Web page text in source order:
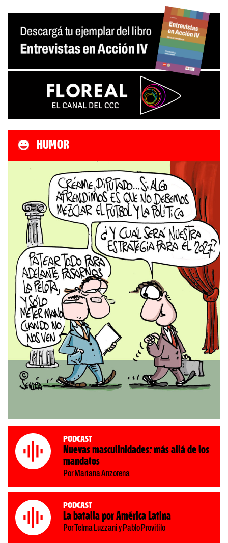
HUMOR
Podcast
Nuevas masculinidades: más allá de los
mandatos
Por Mariana Anzorena
Podcast
La batalla por América Latina
Por Telma Luzzani y Pablo Provitilo